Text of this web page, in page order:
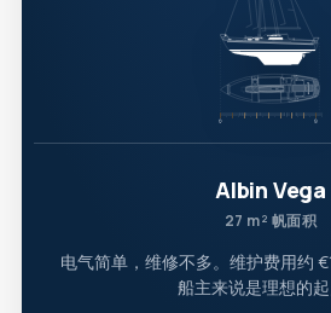
Albin Vega
27 m² 帆面积
电气简单，维修不多。维护费用约
船主来说是理想的起